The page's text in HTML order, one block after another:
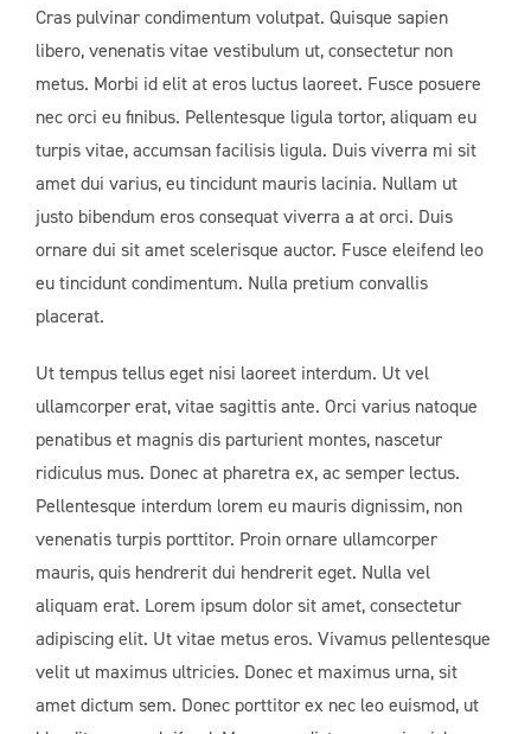
Cras pulvinar condimentum volutpat. Quisque sapien
libero, venenatis vitae vestibulum ut, consectetur non
metus. Morbi id elit at eros luctus laoreet. Fusce posuere
nec orci eu finibus. Pellentesque ligula tortor, aliquam eu
turpis vitae, accumsan facilisis ligula. Duis viverra mi sit
amet dui varius, eu tincidunt mauris lacinia. Nullam ut
justo bibendum eros consequat viverra a at orci. Duis
ornare dui sit amet scelerisque auctor. Fusce eleifend leo
eu tincidunt condimentum. Nulla pretium convallis
placerat.
Ut tempus tellus eget nisi laoreet interdum. Ut vel
ullamcorper erat, vitae sagittis ante. Orci varius natoque
penatibus et magnis dis parturient montes, nascetur
ridiculus mus. Donec at pharetra ex, ac semper lectus.
Pellentesque interdum lorem eu mauris dignissim, non
venenatis turpis porttitor. Proin ornare ullamcorper
mauris, quis hendrerit dui hendrerit eget. Nulla vel
aliquam erat. Lorem ipsum dolor sit amet, consectetur
adipiscing elit. Ut vitae metus eros. Vivamus pellentesque
velit ut maximus ultricies. Donec et maximus urna, sit
amet dictum sem. Donec porttitor ex nec leo euismod, ut